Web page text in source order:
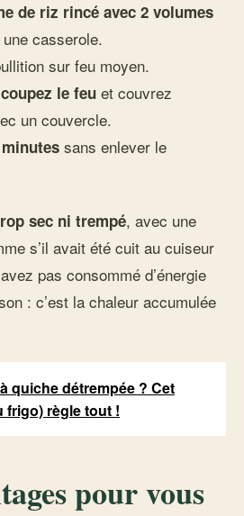
de riz rincé avec 2 volumes
casserole.
sur feu moyen.
le feu et couvrez
un couvercle.
sans enlever le
sec ni trempé, avec une
s’il avait été cuit au cuiseur
pas consommé d’énergie
: c’est la chaleur accumulée
quiche détrempée ? Cet
frigo) règle tout !
pour vous